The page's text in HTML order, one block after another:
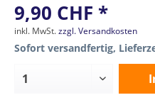
9,90 CHF *
inkl. MwSt.zzgl. Versandkosten
Sofort versandfertig,